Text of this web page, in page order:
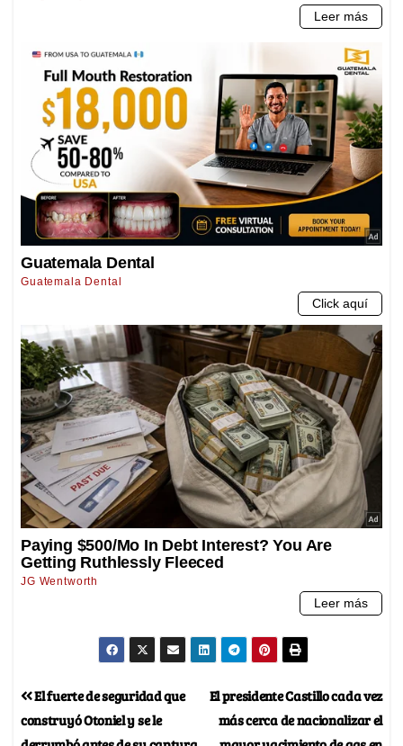
El presidente Castillo cada vez
más cerca de nacionalizar el
El fuerte de seguridad que
construyó Otoniel y se le